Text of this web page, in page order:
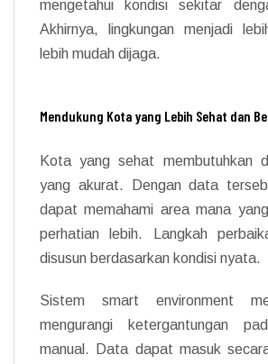
mengetahui kondisi sekitar
Akhirnya, lingkungan menjadi
lebih mudah dijaga.
Mendukung Kota yang Lebih Sehat dan
Kota yang sehat membutuhkan
yang akurat. Dengan data
dapat memahami area mana
perhatian lebih. Langkah
disusun berdasarkan kondisi nyata.
Sistem smart environment
mengurangi ketergantungan
manual. Data dapat masuk